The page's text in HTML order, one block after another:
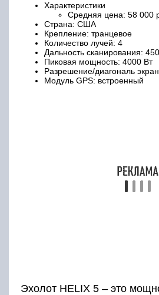
Характеристики
Средняя цена: 58 000
Страна: США
Крепление: транцевое
Количество лучей: 4
Дальность сканирования:
Пиковая мощность: 4000 Вт
Разрешение/диагональ
Модуль GPS: встроенный
CHIRP, которая позволяет
расширенный, более